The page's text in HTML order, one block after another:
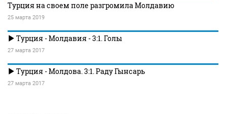
Турция на своем поле разгромила Молдавию
25 марта 2019
Турция - Молдавия - 3:1. Голы
27 марта 2017
Турция - Молдова. 3:1. Раду Гынсарь
27 марта 2017